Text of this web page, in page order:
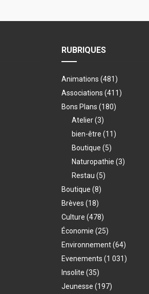
RUBRIQUES
Animations (481)
Associations (411)
Bons Plans (180)
Atelier(3)
bien-être (11)
Boutique (5)
Naturopathie (3)
Restau (5)
Boutique (8)
Brèves (18)
Culture (478)
Économie (25)
Environnement(64)
Evenements (1 031)
Insolite (35)
Jeunesse (197)